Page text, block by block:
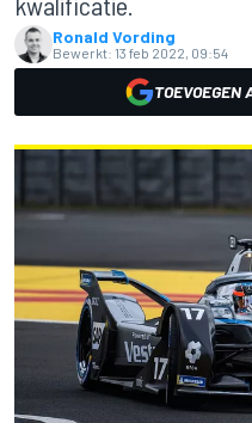
Ronald Vording
Bewerkt: 13 feb 2022, 09:54
TOEVOEGEN